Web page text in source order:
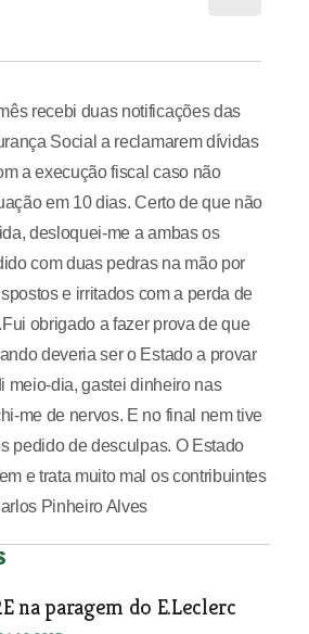
recebi duas notificações das
Social a reclamarem dívidas
a execução fiscal caso não
em 10 dias. Certo de que não
desloquei-me a ambas os
com duas pedras na mão por
e irritados com a perda de
obrigado a fazer prova de que
deveria ser o Estado a provar
meio-dia, gastei dinheiro nas
me de nervos. E no final nem tive
pedido de desculpas. O Estado
e trata muito mal os contribuintes
Pinheiro Alves
na paragem do E.Leclerc